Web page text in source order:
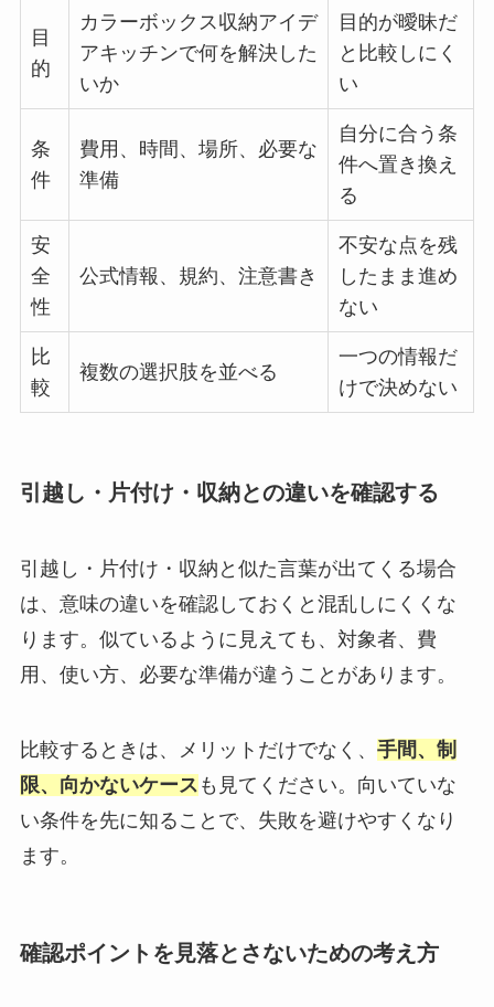
目
的
カラーボックス収納アイデ
アキッチンで何を解決した
いか
目的が曖昧だ
と比較しにく
い
条
件
費用、時間、場所、必要な
準備
自分に合う条
件へ置き換え
る
安
全
性
公式情報、規約、注意書き
不安な点を残
したまま進め
ない
比
較
複数の選択肢を並べる
一つの情報だ
けで決めない
引越し・片付け・収納との違いを確認する
引越し・片付け・収納と似た言葉が出てくる場合
は、意味の違いを確認しておくと混乱しにくくな
ります。似ているように見えても、対象者、費
用、使い方、必要な準備が違うことがあります。
比較するときは、メリットだけでなく、 手間、制
限、向かないケース も見てください。向いていな
い条件を先に知ることで、失敗を避けやすくなり
ます。
確認ポイントを見落とさないための考え方